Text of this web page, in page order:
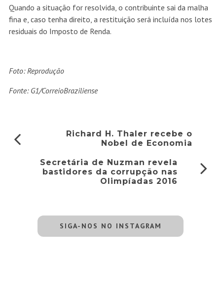
Quando a situação for resolvida, o contribuinte sai da malha
fina e, caso tenha direito, a restituição será incluída nos lotes
residuais do Imposto de Renda.
Foto: Reprodução
Fonte: G1/CorreioBraziliense
Richard H. Thaler recebe o
Nobel de Economia
Secretária de Nuzman revela
bastidores da corrupção nas
Olimpíadas 2016
SIGA-NOS NO INSTAGRAM